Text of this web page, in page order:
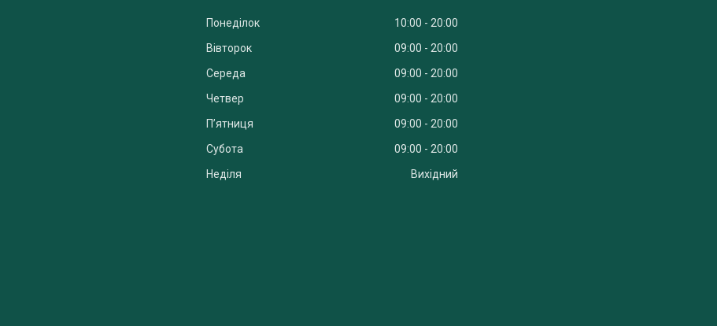
Понеділок 10:00
20:00
Вівторок
09:00
20:00
Середа
09:00
20:00
Четвер
09:00
20:00
Пʼятниця
09:00
20:00
Субота
09:00
20:00
Неділя
Вихідний